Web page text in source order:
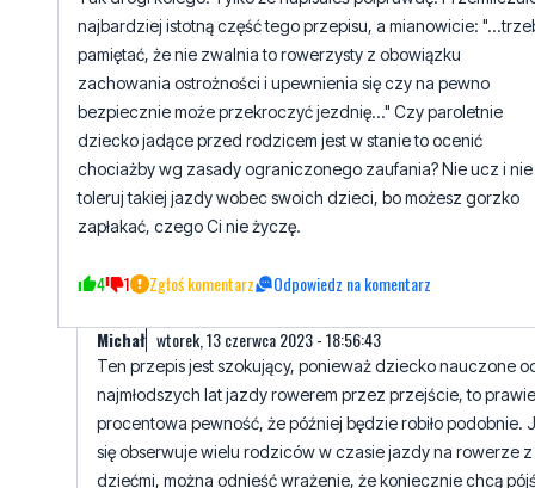
bezpiecznie może przekroczyć jezdnię..." Czy paroletnie
dziecko jadące przed rodzicem jest w stanie to ocenić
chociażby wg zasady ograniczonego zaufania? Nie ucz i nie
toleruj takiej jazdy wobec swoich dzieci, bo możesz gorzko
zapłakać, czego Ci nie życzę.
4 1 Zgłoś komentarz Odpowiedz na komentarz
Ten przepis jest szokujący, ponieważ dziecko nauczone
procentowa pewność, że później będzie robiło podobnie.
się obserwuje wielu rodziców w czasie jazdy na rowerze z
dziećmi, można odnieść wrażenie, że koniecznie chcą
białą trumną. Miałem taką sytuację ponad dwadzieścia lat
kiedy szedłem za dwiema (córki kolegi, które się utopiły).
Przeżycie było takie wielkie, że nie zapomnę do ostatnich